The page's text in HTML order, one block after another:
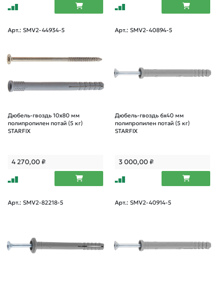
Арт.: SMV2-44934-5
Дюбель-гвоздь 10х80 мм
полипропилен потай (5 кг)
STARFIX
4 270,00₽
Арт.: SMV2-40894-5
Дюбель-гвоздь 6х40 мм
полипропилен потай (5 кг)
STARFIX
3 000,00₽
Арт.: SMV2-82218-5 Арт.: SMV2-40914-5